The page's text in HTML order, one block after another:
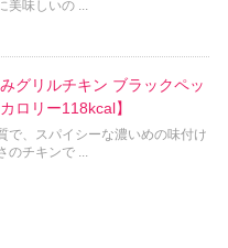
美味しいの ...
グリルチキン ブラックペッ
ロリー118kcal】
で、スパイシーな濃いめの味付け
のチキンで ...